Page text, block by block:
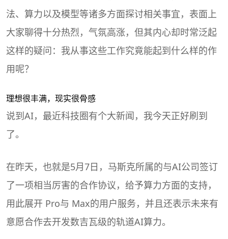
法、算力以及模型等诸多方面探讨相关事宜，表面上
大家聊得十分热烈，气氛高涨，但其内心却时常泛起
这样的疑问：我从事这些工作究竟能起到什么样的作
用呢？
理想很丰满，现实很骨感
说到AI，最近科技圈有个大新闻，我今天正好刷到
了。
在昨天，也就是5月7日，马斯克所属的与AI公司签订
了一项相当厉害的合作协议，给予算力方面的支持，
用此展开 Pro与 Max的用户服务，并且还表示未来有
意愿合作去开发数吉瓦级的轨道AI算力。